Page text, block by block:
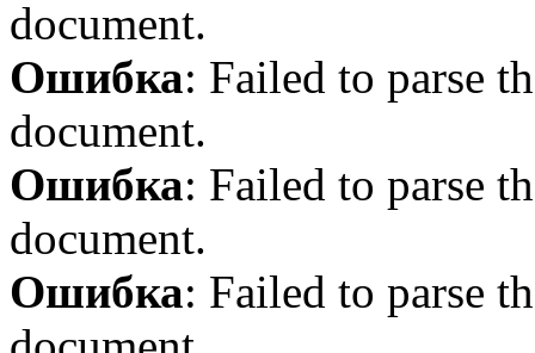
document.
Ошибка: Failed to parse
document.
Ошибка: Failed to parse
document.
Ошибка: Failed to parse